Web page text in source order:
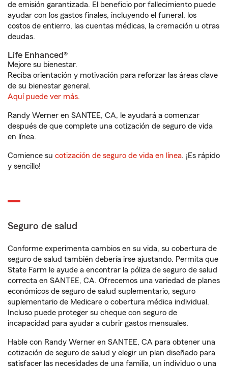
de emisión garantizada. El beneficio por fallecimiento puede
ayudar con los gastos finales, incluyendo el funeral, los
costos de entierro, las cuentas médicas, la cremación u otras
deudas.
Life Enhanced®
Mejore su bienestar.
Reciba orientación y motivación para reforzar las áreas clave
de su bienestar general.
Aquí puede ver más.
Randy Werner en SANTEE, CA, le ayudará a comenzar
después de que complete una cotización de seguro de vida
en línea.
Comience su cotización de seguro de vida en línea. ¡Es rápido
y sencillo!
Seguro de salud
Conforme experimenta cambios en su vida, su cobertura de
seguro de salud también debería irse ajustando. Permita que
State Farm le ayude a encontrar la póliza de seguro de salud
correcta en SANTEE, CA. Ofrecemos una variedad de planes
económicos de seguro de salud suplementario, seguro
suplementario de Medicare o cobertura médica individual.
Incluso puede proteger su cheque con seguro de
incapacidad para ayudar a cubrir gastos mensuales.
Hable con Randy Werner en SANTEE, CA para obtener una
cotización de seguro de salud y elegir un plan diseñado para
satisfacer las necesidades de una familia, un individuo o una